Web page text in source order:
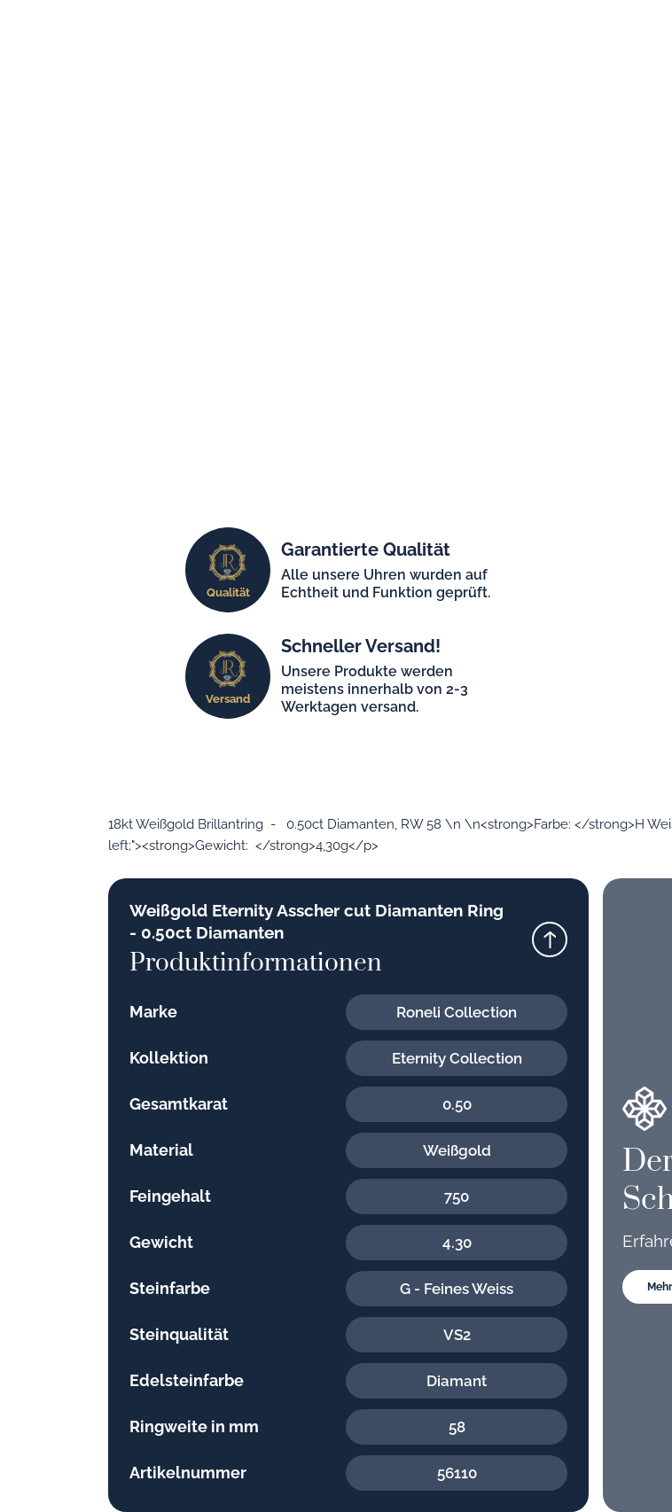
Qualität
Garantierte Qualität
Alle unsere Uhren wurden auf
Echtheit und Funktion geprüft.
Versand
Schneller Versand!
Unsere Produkte werden
meistens innerhalb von 2-3
Werktagen versand.
18kt Weißgold Brillantring - 0.50ct Diamanten, RW 58 \n \n<strong>Farbe: </strong>H
left;"><strong>Gewicht: </strong>4,30g</p>
Weißgold Eternity Asscher cut Diamanten Ring
- 0.50ct Diamanten
Produktinformationen
Marke Roneli Collection
Kollektion Eternity Collection
Gesamtkarat 0.50
Material Weißgold
Feingehalt 750
Gewicht 4.30
Steinfarbe G - Feines Weiss
Steinqualität VS2
Edelsteinfarbe Diamant
Ringweite in mm 58
Artikelnummer 56110